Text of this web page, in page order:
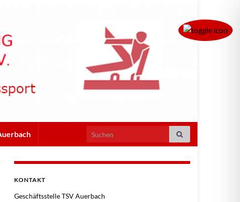
Search for:
KONTAKT
Geschäftsstelle TSV Auerbach